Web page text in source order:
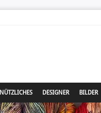
NÜTZLICHES DESIGNER BILDER